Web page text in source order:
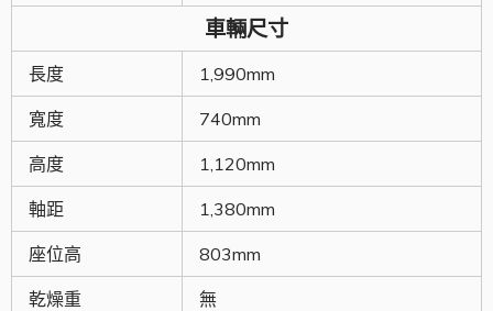
車輛尺寸
長度 1,990mm
寬度 740mm
高度 1,120mm
軸距 1,380mm
座位高 803mm
乾燥重 無